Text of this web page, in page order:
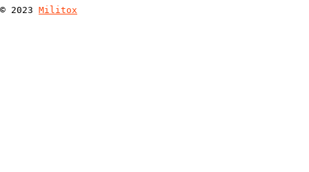
© 2023 Militox